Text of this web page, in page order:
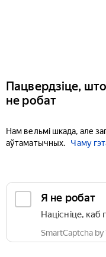
Пацвердзіце,
не робат
Нам вельмі шкада, але
аўтаматычных.
Чаму
Я не робат
Націсніце, каб
SmartCaptcha by